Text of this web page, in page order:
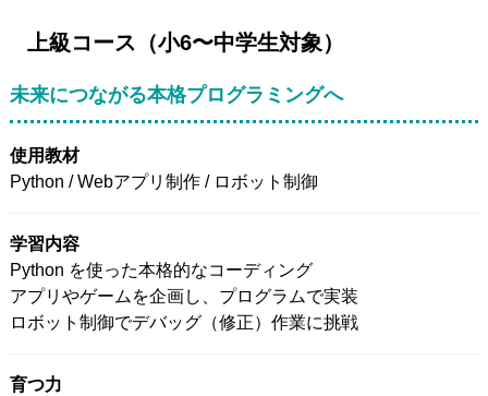
上級コース（小6〜中学生対象）
未来につながる本格プログラミングへ
使用教材
Python / Webアプリ制作 / ロボット制御
学習内容
Python を使った本格的なコーディング
アプリやゲームを企画し、プログラムで実装
ロボット制御でデバッグ（修正）作業に挑戦
育つ力